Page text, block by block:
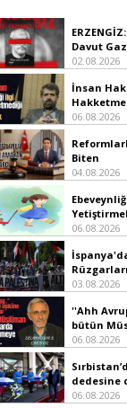
Davut
02.08.2026
İnsan
06.08.2026
Biten
04.08.2026
06.08.2026
03.08.2026
''Ahh
bütün
06.08.2026
dedesine
06.08.2026